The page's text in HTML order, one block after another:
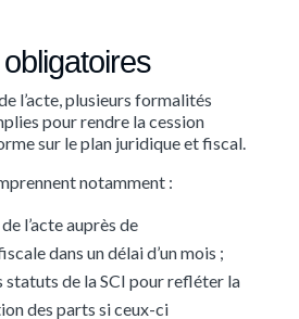
l’acte, plusieurs formalités
pour rendre la cession
sur le plan juridique et fiscal.
notamment :
l’acte auprès de
dans un délai d’un mois ;
statuts de la SCI pour refléter la
des parts si ceux-ci